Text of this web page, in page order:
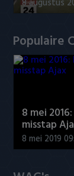
8 augustus
Populaire
8 mei
misstap
8 mei 2019